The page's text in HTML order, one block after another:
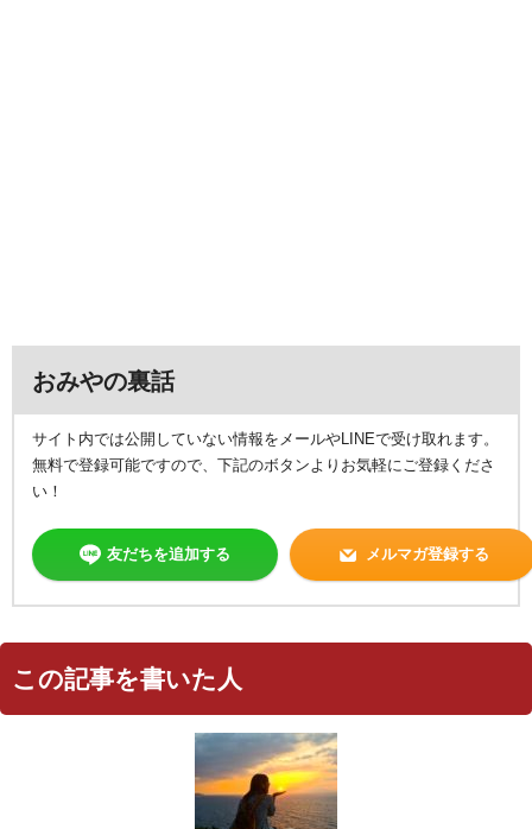
おみやの裏話
サイト内では公開していない情報をメールやLINEで受け取れます。
無料で登録可能ですので、下記のボタンよりお気軽にご登録くださ
い！
友だちを追加する メルマガ登録する
この記事を書いた人